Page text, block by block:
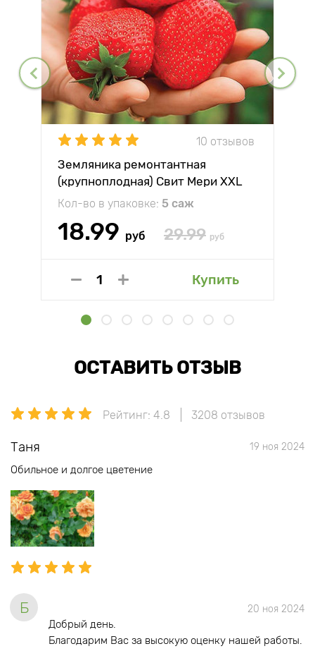
10 отзывов
Земляника ремонтантная
(крупноплодная) Свит Мери XXL
Кол-во в упаковке: 5 саж
18.99 руб 29.99 руб
Купить
ОСТАВИТЬ ОТЗЫВ
Рейтинг: 4.8 3208 отзывов
Таня 19 ноя 2024
Обильное и долгое цветение
Б 20 ноя 2024
Добрый день.
Благодарим Вас за высокую оценку нашей работы.